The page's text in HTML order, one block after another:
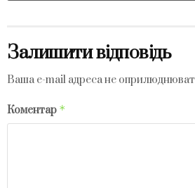
Залишити відповідь
Ваша e-mail адреса не
Коментар *